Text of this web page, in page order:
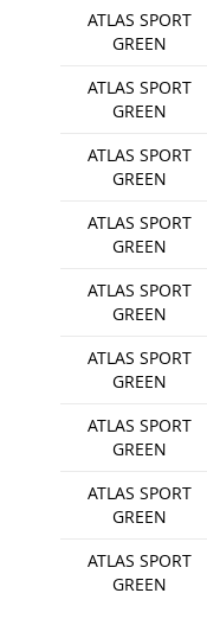
ATLAS SPORT
GREEN
ATLAS SPORT
GREEN
ATLAS SPORT
GREEN
ATLAS SPORT
GREEN
ATLAS SPORT
GREEN
ATLAS SPORT
GREEN
ATLAS SPORT
GREEN
ATLAS SPORT
GREEN
ATLAS SPORT
GREEN